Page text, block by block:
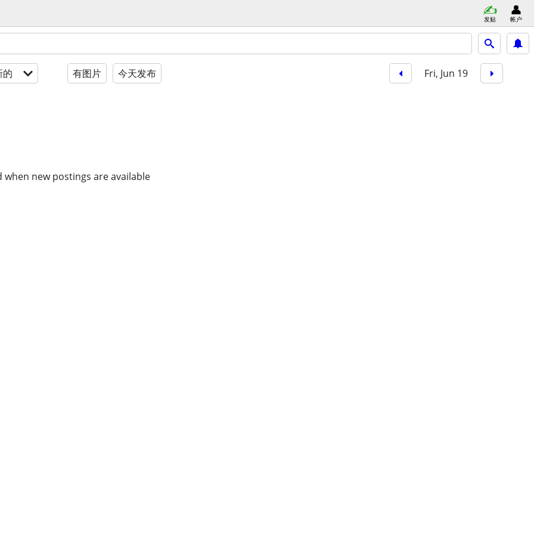
发贴 帐户
的 有图片 今天发布 Fri, Jun 19
new postings are available